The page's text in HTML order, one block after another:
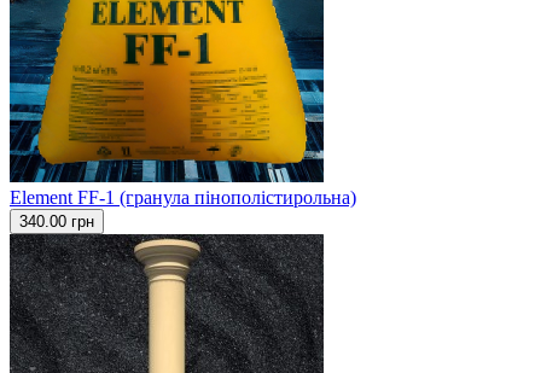
Element FF-1 (гранула пінополістирольна)
340.00 грн